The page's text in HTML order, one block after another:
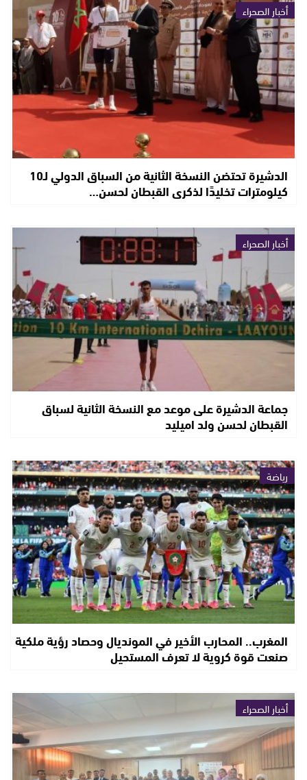
أخبار الصحراء
الدشيرة تحتضن النسخة الثانية من السباق الدولي لـ10
كيلومترات تخليدًا لذكرى القبطان لحسن…
أخبار الصحراء
جماعة الدشيرة على موعد مع النسخة الثانية لسباق
القبطان لحسن ولد اميليد
رياضة
المغرب.. المحارب الأخير في المونديال وحصاد رؤية ملكية
صنعت قوة كروية لا تعرف المستحيل
أخبار الصحراء